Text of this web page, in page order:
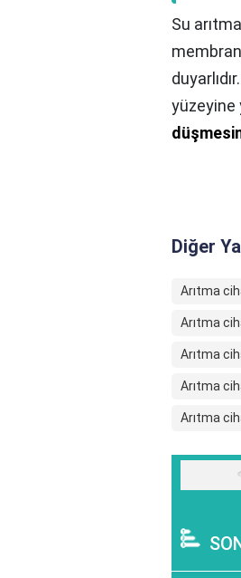
Su
yüzeyine
Diğer
Arıtma
Arıtma
Arıtma
Arıtma
Arıtma